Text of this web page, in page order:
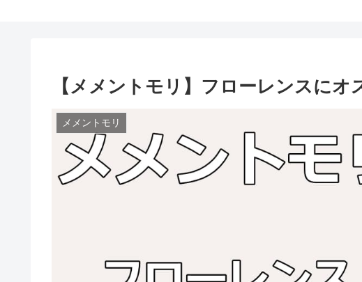
【メメントモリ】フローレンスにオ
メメントモリ